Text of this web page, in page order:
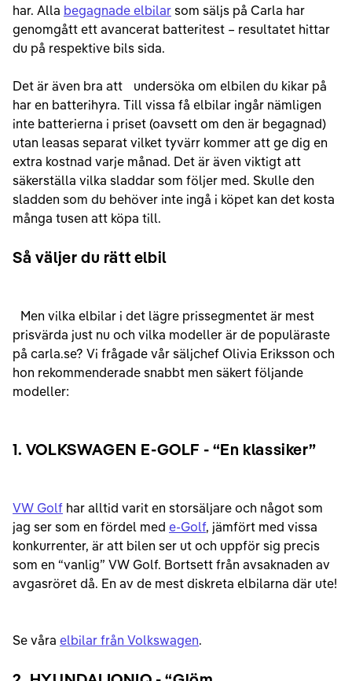
har. Alla begagnade elbilar som säljs på Carla har
genomgått ett avancerat batteritest – resultatet hittar
du på respektive bils sida.
Det är även bra att undersöka om elbilen du kikar på
har en batterihyra. Till vissa få elbilar ingår nämligen
inte batterierna i priset (oavsett om den är begagnad)
utan leasas separat vilket tyvärr kommer att ge dig en
extra kostnad varje månad. Det är även viktigt att
säkerställa vilka sladdar som följer med. Skulle den
sladden som du behöver inte ingå i köpet kan det kosta
många tusen att köpa till.
Så väljer du rätt elbil
Men vilka elbilar i det lägre prissegmentet är mest
prisvärda just nu och vilka modeller är de populäraste
på carla.se? Vi frågade vår säljchef Olivia Eriksson och
hon rekommenderade snabbt men säkert följande
modeller:
1. VOLKSWAGEN E-GOLF - “En klassiker”
VW Golf har alltid varit en storsäljare och något som
jag ser som en fördel med e-Golf, jämfört med vissa
konkurrenter, är att bilen ser ut och uppför sig precis
som en “vanlig” VW Golf. Bortsett från avsaknaden av
avgasröret då. En av de mest diskreta elbilarna där ute!
Se våra elbilar från Volkswagen.